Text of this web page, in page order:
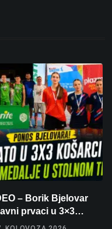
– Borik Bjelovar
prvaci u 3×3
Klara Končar je